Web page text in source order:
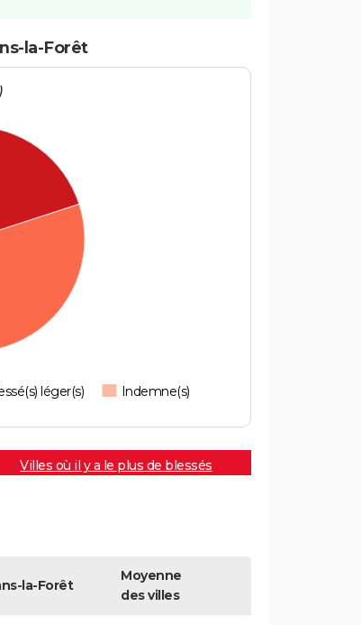
la-Forêt
léger(s) Indemne(s)
Villes où il y a le plus de blessés
la-Forêt
Moyenne
des villes